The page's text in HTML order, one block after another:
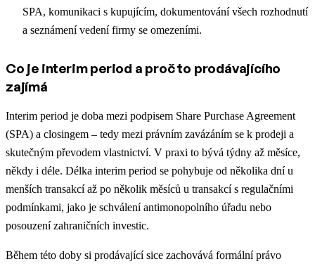
SPA, komunikaci s kupujícím, dokumentování všech rozhodnutí
a seznámení vedení firmy se omezeními.
Co je interim period a proč to prodávajícího
zajímá
Interim period je doba mezi podpisem Share Purchase Agreement
(SPA) a closingem – tedy mezi právním zavázáním se k prodeji a
skutečným převodem vlastnictví. V praxi to bývá týdny až měsíce,
někdy i déle. Délka interim period se pohybuje od několika dní u
menších transakcí až po několik měsíců u transakcí s regulačními
podmínkami, jako je schválení antimonopolního úřadu nebo
posouzení zahraničních investic.
Během této doby si prodávající sice zachovává formální právo